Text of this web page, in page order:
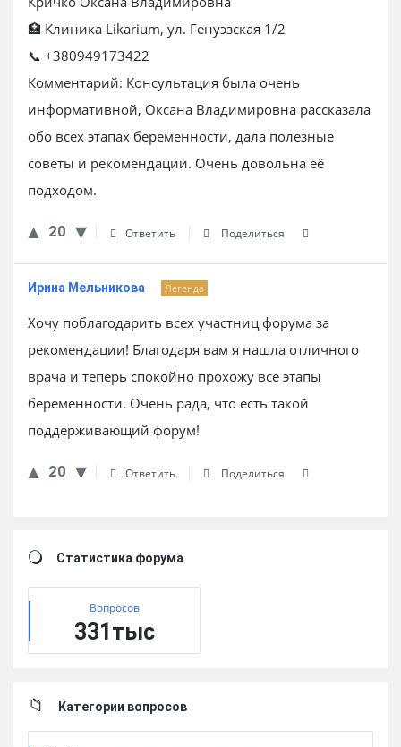
🏥 Клиника Likarium, ул. Генуэзская 1/2
📞 +380949173422
Комментарий: Консультация была очень
информативной, Оксана Владимировна рассказала
обо всех этапах беременности, дала полезные
советы и рекомендации. Очень довольна её
подходом.
20 Ответить Поделиться
Ирина Мельникова Легенда
Хочу поблагодарить всех участниц форума за
рекомендации! Благодаря вам я нашла отличного
врача и теперь спокойно прохожу все этапы
беременности. Очень рада, что есть такой
поддерживающий форум!
20 Ответить Поделиться
Статистика форума
Вопросов
331тыс
Категории вопросов